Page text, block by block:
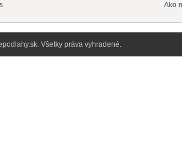
Ako
Všetky práva vyhradené.